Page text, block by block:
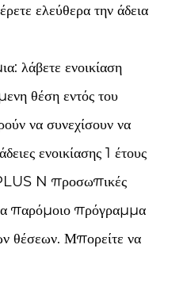
ελεύθερα την άδεια
λάβετε ενοικίαση
θέση εντός του
να συνεχίσουν να
ενοικίασης 1 έτους
N προσωπικές
παρόμοιο πρόγραμμα
θέσεων. Μπορείτε να